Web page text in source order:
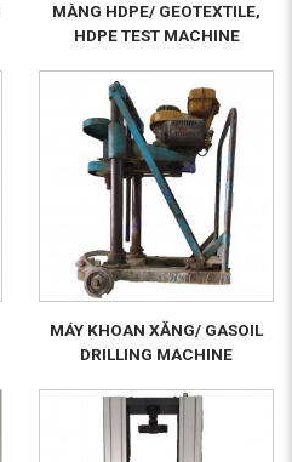
MÀNG HDPE/ GEOTEXTILE,
HDPE TEST MACHINE
MÁY KHOAN XĂNG/ GASOIL
DRILLING MACHINE